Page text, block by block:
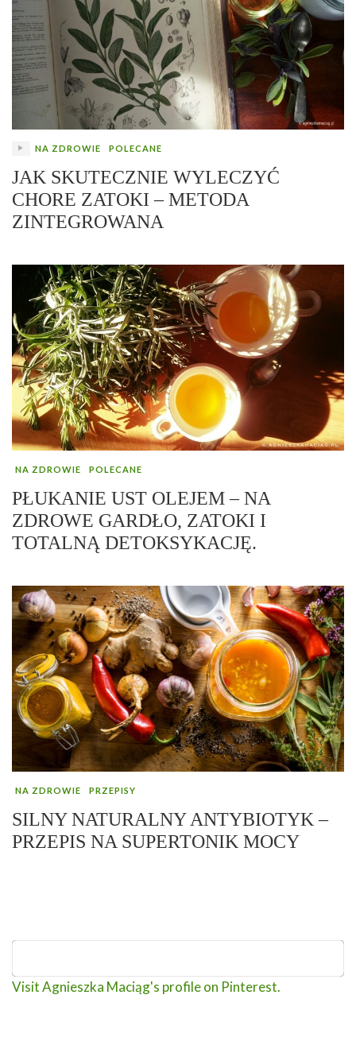
NA ZDROWIE POLECANE
JAK SKUTECZNIE WYLECZYĆ
CHORE ZATOKI – METODA
ZINTEGROWANA
NA ZDROWIE POLECANE
PŁUKANIE UST OLEJEM – NA
ZDROWE GARDŁO, ZATOKI I
TOTALNĄ DETOKSYKACJĘ.
NA ZDROWIE PRZEPISY
SILNY NATURALNY ANTYBIOTYK –
PRZEPIS NA SUPERTONIK MOCY
Visit Agnieszka Maciąg's profile on Pinterest.